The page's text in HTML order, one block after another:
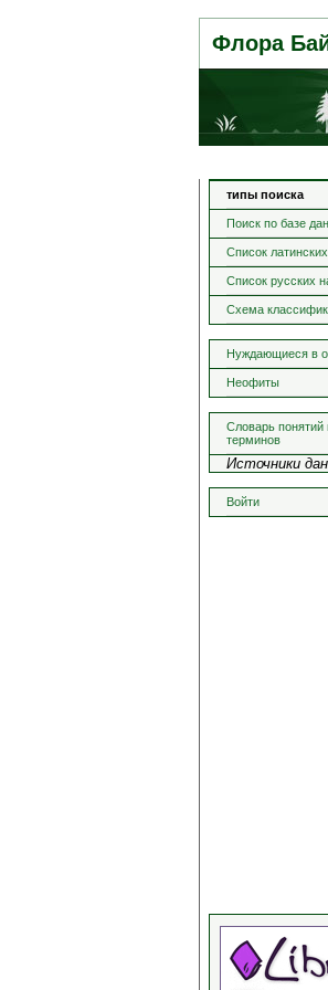
Флора
типы поиска
Поиск по базе
Список
Список русских
Схема
Нуждающиеся в
Неофиты
Словарь понятий
терминов
Источники
Войти